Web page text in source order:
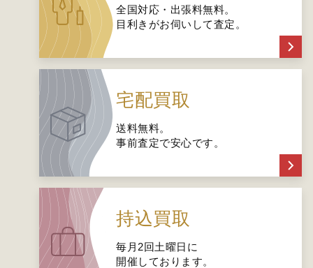
全国対応・出張料無料。
目利きがお伺いして査定。
宅配買取
送料無料。
事前査定で安心です。
持込買取
毎月2回土曜日に
開催しております。